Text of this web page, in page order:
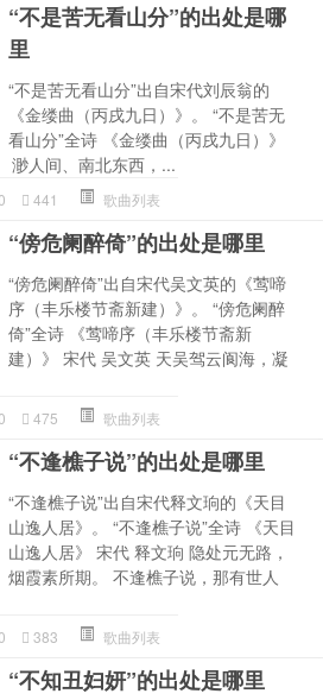
“不是苦无看山分”的出处是哪
里
“不是苦无看山分”出自宋代刘辰翁的
《金缕曲（丙戌九日）》。 “不是苦无
看山分”全诗 《金缕曲（丙戌九日）》
渺人间、南北东西，...
441 歌曲列表
“傍危阑醉倚”的出处是哪里
“傍危阑醉倚”出自宋代吴文英的《莺啼
序（丰乐楼节斋新建）》。 “傍危阑醉
倚”全诗 《莺啼序（丰乐楼节斋新
建）》 宋代 吴文英 天吴驾云阆海，凝
475 歌曲列表
“不逢樵子说”的出处是哪里
“不逢樵子说”出自宋代释文珦的《天目
山逸人居》。 “不逢樵子说”全诗 《天目
山逸人居》 宋代 释文珦 隐处元无路，
烟霞素所期。 不逢樵子说，那有世人
383 歌曲列表
“不知丑妇妍”的出处是哪里